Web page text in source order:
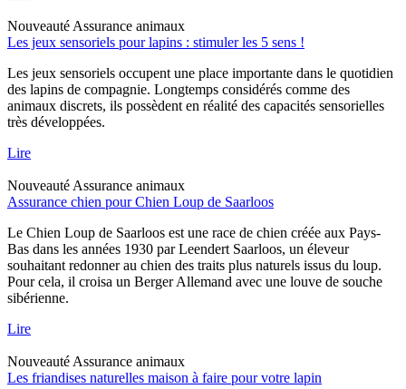
Nouveauté Assurance animaux
Les jeux sensoriels pour lapins : stimuler les 5 sens !
Les jeux sensoriels occupent une place importante dans le quotidien
des lapins de compagnie. Longtemps considérés comme des
animaux discrets, ils possèdent en réalité des capacités sensorielles
très développées.
Lire
Nouveauté Assurance animaux
Assurance chien pour Chien Loup de Saarloos
Le Chien Loup de Saarloos est une race de chien créée aux Pays-
Bas dans les années 1930 par Leendert Saarloos, un éleveur
souhaitant redonner au chien des traits plus naturels issus du loup.
Pour cela, il croisa un Berger Allemand avec une louve de souche
sibérienne.
Lire
Nouveauté Assurance animaux
Les friandises naturelles maison à faire pour votre lapin